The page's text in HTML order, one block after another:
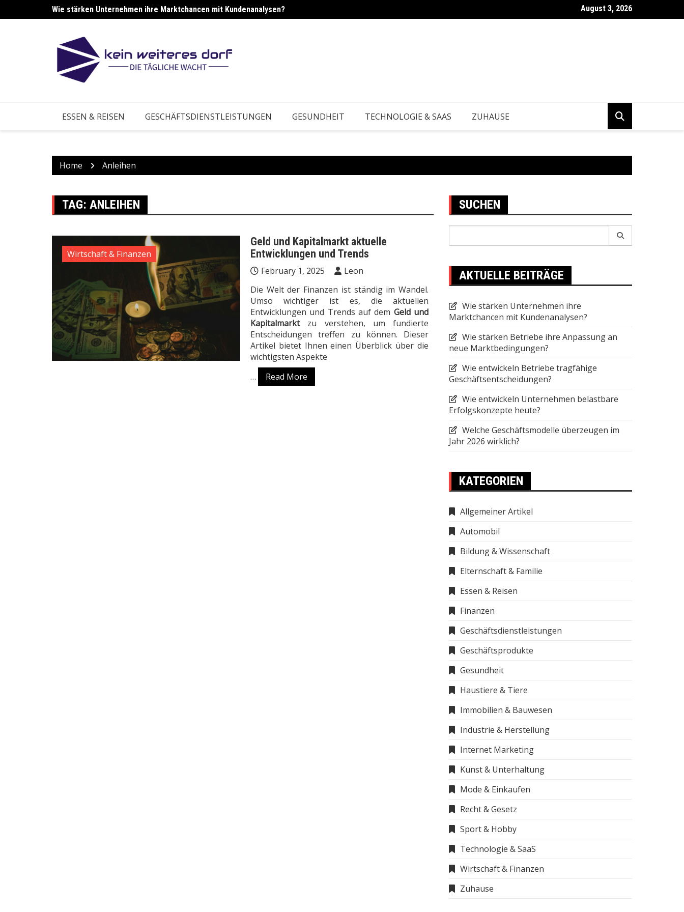
to
Wie stärken Unternehmen ihre Marktchancen mit Kundenanalysen?
Wie stärken Betriebe ihre Anpassung an neue Marktbedingungen? Wie entwickeln Betriebe tragfähige Geschäftsentscheidungen?
August 3, 2026
ESSEN & REISEN GESCHÄFTSDIENSTLEISTUNGEN GESUNDHEIT TECHNOLOGIE & SAAS ZUHAUSE
Home Anleihen
TAG: ANLEIHEN
Wirtschaft & Finanzen
Geld und Kapitalmarkt aktuelle
Entwicklungen und Trends
February 1, 2025
Leon
Die Welt der Finanzen ist ständig im Wandel.
Umso wichtiger ist es, die aktuellen
Entwicklungen und Trends auf dem Geld und
Kapitalmarktzu verstehen, um fundierte
Entscheidungen treffen zu können. Dieser
Artikel bietet Ihnen einen Überblick über die
wichtigsten Aspekte
…
Read More
SUCHEN
AKTUELLE BEITRÄGE
Wie stärken Unternehmen ihre
Marktchancen mit Kundenanalysen?
Wie stärken Betriebe ihre Anpassung an
neue Marktbedingungen?
Wie entwickeln Betriebe tragfähige
Geschäftsentscheidungen?
Wie entwickeln Unternehmen belastbare
Erfolgskonzepte heute?
Welche Geschäftsmodelle überzeugen im
Jahr 2026 wirklich?
KATEGORIEN
Allgemeiner Artikel
Automobil
Bildung & Wissenschaft
Elternschaft & Familie
Essen & Reisen
Finanzen
Geschäftsdienstleistungen
Geschäftsprodukte
Gesundheit
Haustiere & Tiere
Immobilien & Bauwesen
Industrie & Herstellung
Internet Marketing
Kunst & Unterhaltung
Mode & Einkaufen
Recht & Gesetz
Sport & Hobby
Technologie & SaaS
Wirtschaft & Finanzen
Zuhause